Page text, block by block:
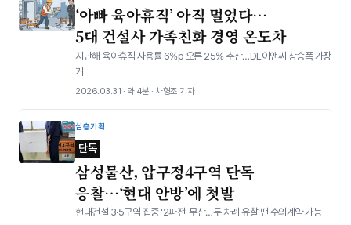
‘아빠 육아휴직’ 아직 멀었다…
5대 건설사 가족친화 경영 온도차
지난해 육아휴직 사용률 6%p 오른 25% 추산…DL이앤씨 상승폭 가장
커
2026.03.31 · 약 4분 · 차형조 기자
심층기획
단독
삼성물산, 압구정4구역 단독
응찰…‘현대 안방’에 첫발
현대건설 3·5구역 집중 '2파전' 무산…두 차례 유찰 땐 수의계약 가능